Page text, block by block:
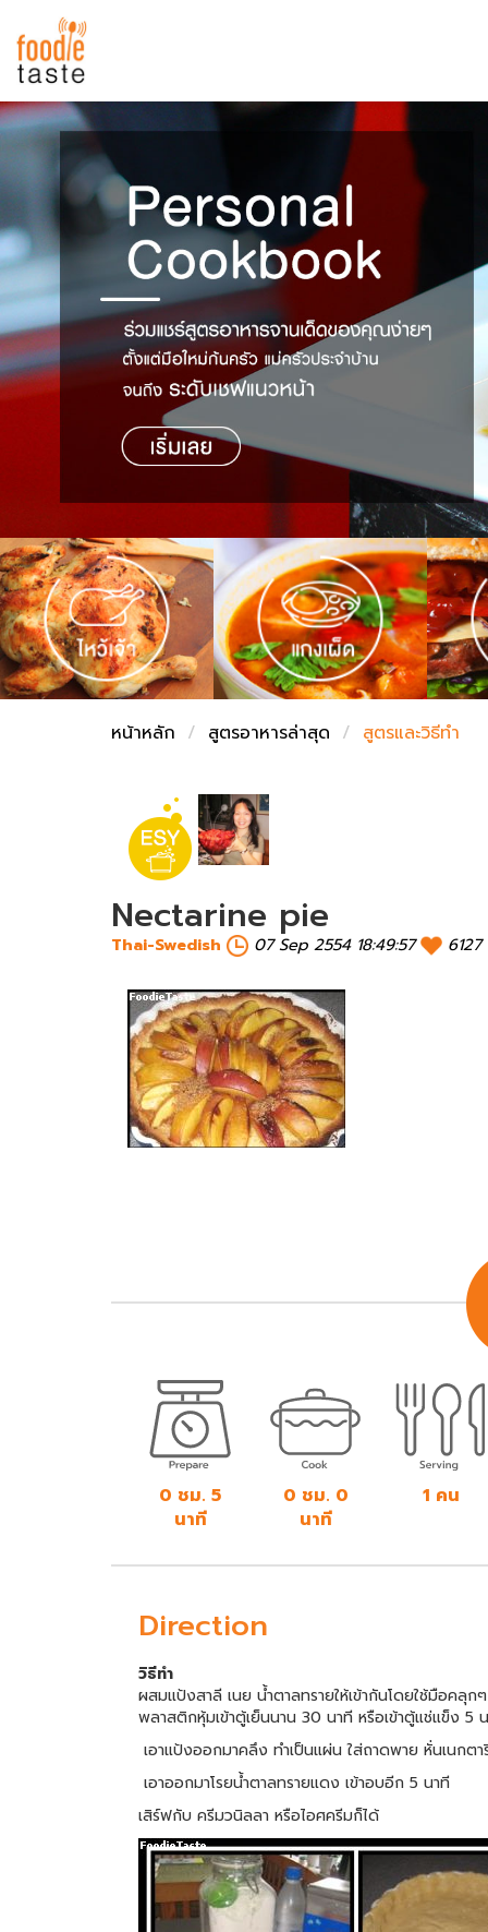
สูตรอาหาร
สูตรอาหารล่าสุด
Top Foodie
พาไปชิม
สารพันก้นครัว
เคล็ดลับน่ารู้
เปรียบเทียบหน่วยการตวง
เปรียบเทียบอุณหภูมิ
เปรียบเทียบน้ำหนักวัตถุดิบ
ชั่งตวงเนย
FoodPedia
สร้าง Cookbook
หน้าหลัก สูตรอาหารล่าสุด สูตรและวิธีทำ
Nectarine pie
Thai-Swedish 07 Sep 2554 18:49:57
0 ชม. 5
นาที
0 ชม. 0
นาที
1 คน
Direction
วิธีทำ
ผสมแป้งสาลี เนย น้ำตาลทรายให้เข้ากันโดยใช้มือคลุก
พลาสติกหุ้มเข้าตู้เย็นนาน 30 นาที หรือเข้าตู้แช่แข็ง 5
เอาแป้งออกมาคลึง ทำเป็นแผ่น ใส่ถาดพาย หั่นเนกต
เอาออกมาโรยน้ำตาลทรายแดง เข้าอบอีก 5 นาที
เสิร์ฟกับ ครีมวนิลลา หรือไอศครีมก็ได้